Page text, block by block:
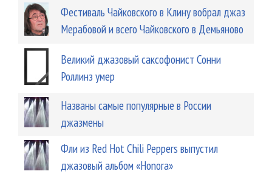
Фестиваль Чайковского в Клину вобрал джаз
Мерабовой и всего Чайковского в Демьяново
Великий джазовый саксофонист Сонни
Роллинз умер
Названы самые популярные в России
джазмены
Фли из Red Hot Chili Peppers выпустил
джазовый альбом «Honora»